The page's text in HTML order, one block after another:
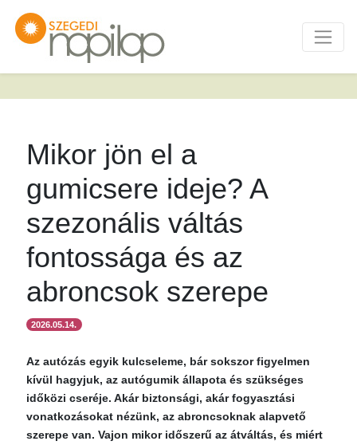
Mikor jön el a
gumicsere ideje? A
szezonális váltás
fontossága és az
abroncsok szerepe
2026.05.14.
Az autózás egyik kulcseleme, bár sokszor figyelmen
kívül hagyjuk, az autógumik állapota és szükséges
időközi cseréje. Akár biztonsági, akár fogyasztási
vonatkozásokat nézünk, az abroncsoknak alapvető
szerepe van. Vajon mikor időszerű az átváltás, és miért